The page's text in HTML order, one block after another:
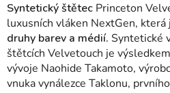
Syntetický štětec Princeton
luxusních vláken NextGen, která
druhy barev a médií. Syntetické
štětcích Velvetouch je
vývoje Naohide Takamoto,
vnuka vynálezce Taklonu,